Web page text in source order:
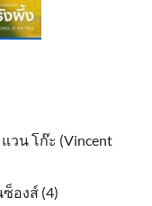
วน โก๊ะ (Vincent
องส์ (4)